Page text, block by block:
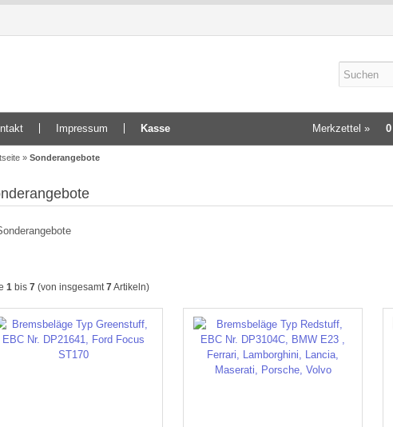
Impressum Kasse Merkzettel » 0
» Sonderangebote
1 bis 7 (von insgesamt7Artikeln)